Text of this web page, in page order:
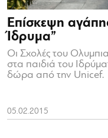
Επίσκεψη
Ίδρυμα”
Οι Σχολές του
στα παιδιά του
δώρα από την Unicef.
05.02.2015